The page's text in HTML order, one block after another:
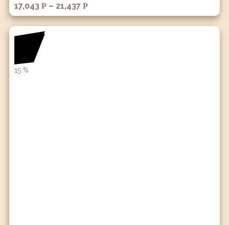
17,043 Р – 21,437 Р
15 %